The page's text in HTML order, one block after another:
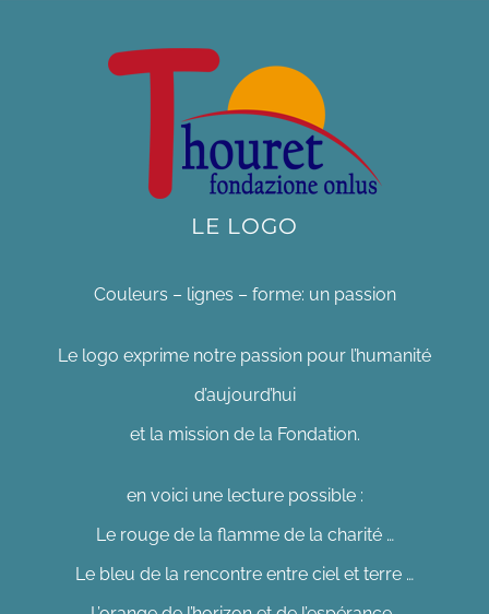
LE LOGO
Couleurs – lignes – forme: un passion
Le logo exprime notre passion pour l’humanité
d’aujourd’hui
et la mission de la Fondation.
en voici une lecture possible :
Le rouge de la flamme de la charité …
Le bleu de la rencontre entre ciel et terre …